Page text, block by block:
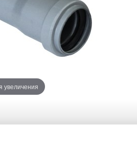
увеличения